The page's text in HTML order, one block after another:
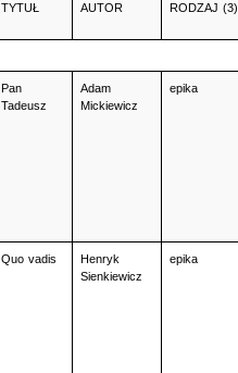
TYTUŁ AUTOR RODZAJ (3)
Pan
Tadeusz
Adam
Mickiewicz
epika
Quo vadis
Henryk
Sienkiewicz
epika